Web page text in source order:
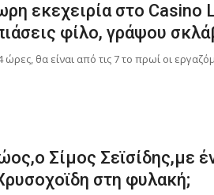
εκεχειρία στο Casino
φίλο, γράψου
ώρες, θα είναι από τις 7 το πρωί οι
Σίμος Σεϊσίδης,με
στη φυλακή;